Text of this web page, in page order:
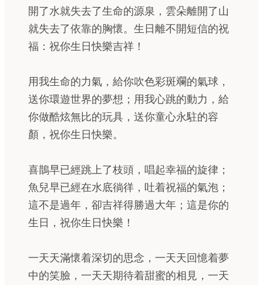
開了水就失去了生命的源泉，雲朵離開了山
就失去了依靠的胸懷。生日離不開短信的祝
福：祝你生日快樂吉祥！
用我生命的力氣，給你吹色彩斑斕的氣球，
送你環遊世界的夢想；用我心跳的動力，給
你做酷炫無比的玩具，送你童心永駐的容
顏，祝你生日快樂。
喜鵲早已經跳上了枝頭，唱起幸福的旋律；
魚兒早已經在水底徜徉，吐着祝福的氣泡；
這不是過年，卻吉祥得勝過大年；這是你的
生日，祝你生日快樂！
一天天滿懷着深切的思念，一天天回憶着夢
中的笑臉，一天天期待着甜蜜的相見，一天